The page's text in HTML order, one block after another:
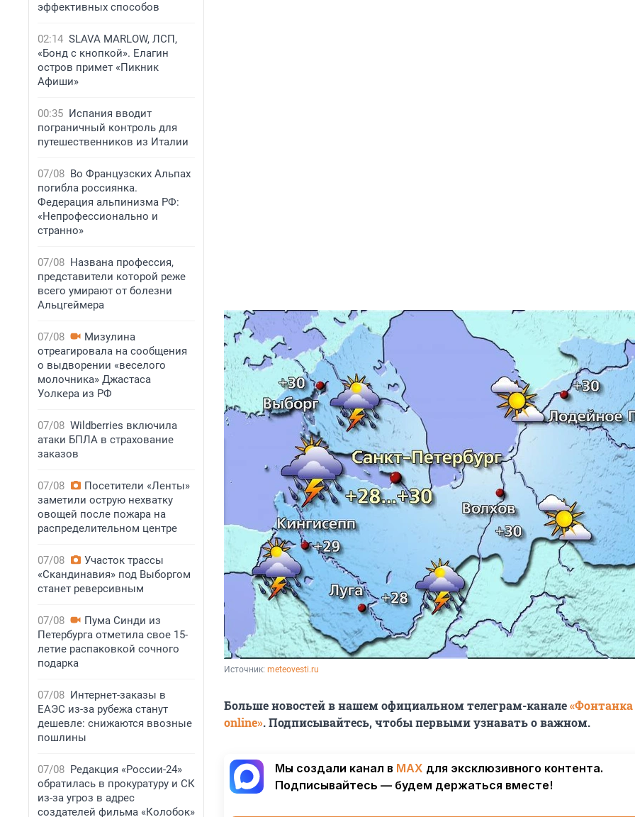
эффективных способов
02:14 SLAVA MARLOW, ЛСП,
«Бонд с кнопкой». Елагин
остров примет «Пикник
Афиши»
00:35 Испания вводит
пограничный контроль для
путешественников из Италии
07/08 Во Французских Альпах
погибла россиянка.
Федерация альпинизма РФ:
«Непрофессионально и
странно»
07/08 Названа профессия,
представители которой реже
всего умирают от болезни
Альцгеймера
07/08
Мизулина
отреагировала на сообщения
о выдворении «веселого
молочника» Джастаса
Уолкера из РФ
07/08 Wildberries включила
атаки БПЛА в страхование
заказов
07/08
Посетители «Ленты»
заметили острую нехватку
овощей после пожара на
распределительном центре
07/08
Участок трассы
«Скандинавия» под Выборгом
станет реверсивным
07/08
Пума Синди из
Петербурга отметила свое 15-
летие распаковкой сочного
подарка
07/08 Интернет-заказы в
ЕАЭС из-за рубежа станут
дешевле: снижаются ввозные
пошлины
07/08 Редакция «России-24»
обратилась в прокуратуру и СК
из-за угроз в адрес
создателей фильма «Колобок»
Источник: meteovesti.ru
Больше новостей в нашем официальном телеграм-канале«Фонтанка
online». Подписывайтесь, чтобы первыми узнавать о важном.
Мы создали канал в MAX для эксклюзивного контента.
Подписывайтесь — будем держаться вместе!